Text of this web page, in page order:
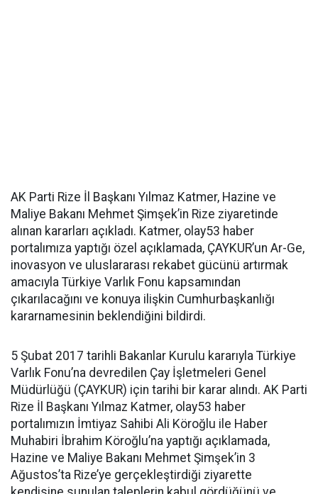
AK Parti Rize İl Başkanı Yılmaz Katmer, Hazine ve
Maliye Bakanı Mehmet Şimşek’in Rize ziyaretinde
alınan kararları açıkladı. Katmer, olay53 haber
portalımıza yaptığı özel açıklamada, ÇAYKUR’un Ar-Ge,
inovasyon ve uluslararası rekabet gücünü artırmak
amacıyla Türkiye Varlık Fonu kapsamından
çıkarılacağını ve konuya ilişkin Cumhurbaşkanlığı
kararnamesinin beklendiğini bildirdi.
5 Şubat 2017 tarihli Bakanlar Kurulu kararıyla Türkiye
Varlık Fonu’na devredilen Çay İşletmeleri Genel
Müdürlüğü (ÇAYKUR) için tarihi bir karar alındı. AK Parti
Rize İl Başkanı Yılmaz Katmer, olay53 haber
portalımızın İmtiyaz Sahibi Ali Köroğlu ile Haber
Muhabiri İbrahim Köroğlu’na yaptığı açıklamada,
Hazine ve Maliye Bakanı Mehmet Şimşek’in 3
Ağustos’ta Rize’ye gerçekleştirdiği ziyarette